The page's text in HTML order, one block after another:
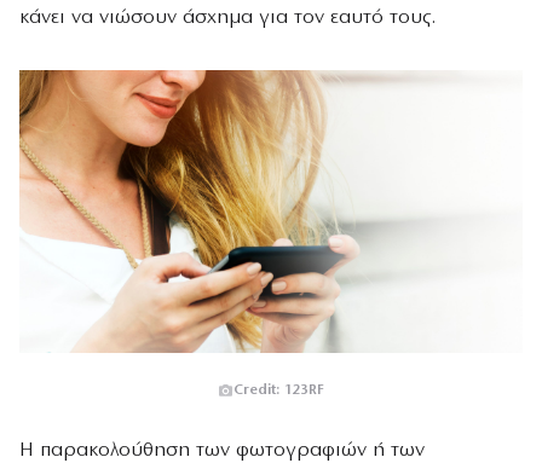
κάνει να νιώσουν άσχημα για τον εαυτό τους.
Credit: 123RF
Η παρακολούθηση των φωτογραφιών ή των